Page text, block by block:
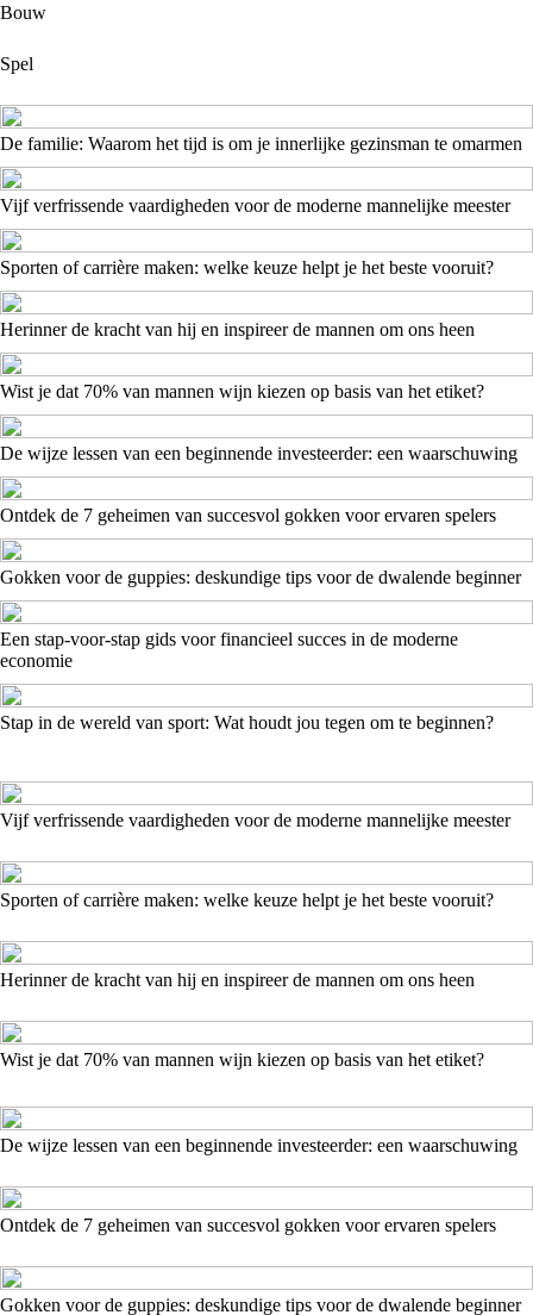
Bouw
Spel
De familie: Waarom het tijd is om je innerlijke gezinsman te omarmen
Vijf verfrissende vaardigheden voor de moderne mannelijke meester
Sporten of carrière maken: welke keuze helpt je het beste vooruit?
Herinner de kracht van hij en inspireer de mannen om ons heen
Wist je dat 70% van mannen wijn kiezen op basis van het etiket?
De wijze lessen van een beginnende investeerder: een waarschuwing
Ontdek de 7 geheimen van succesvol gokken voor ervaren spelers
Gokken voor de guppies: deskundige tips voor de dwalende beginner
Een stap-voor-stap gids voor financieel succes in de moderne
economie
Stap in de wereld van sport: Wat houdt jou tegen om te beginnen?
Vijf verfrissende vaardigheden voor de moderne mannelijke meester
Sporten of carrière maken: welke keuze helpt je het beste vooruit?
Herinner de kracht van hij en inspireer de mannen om ons heen
Wist je dat 70% van mannen wijn kiezen op basis van het etiket?
De wijze lessen van een beginnende investeerder: een waarschuwing
Ontdek de 7 geheimen van succesvol gokken voor ervaren spelers
Gokken voor de guppies: deskundige tips voor de dwalende beginner